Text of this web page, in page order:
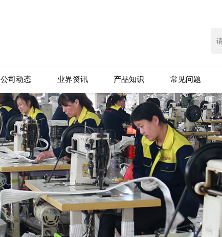
公司动态 业界资讯 产品知识 常见问题